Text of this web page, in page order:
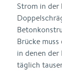
Strom in der
Brücke
in denen der
täglich